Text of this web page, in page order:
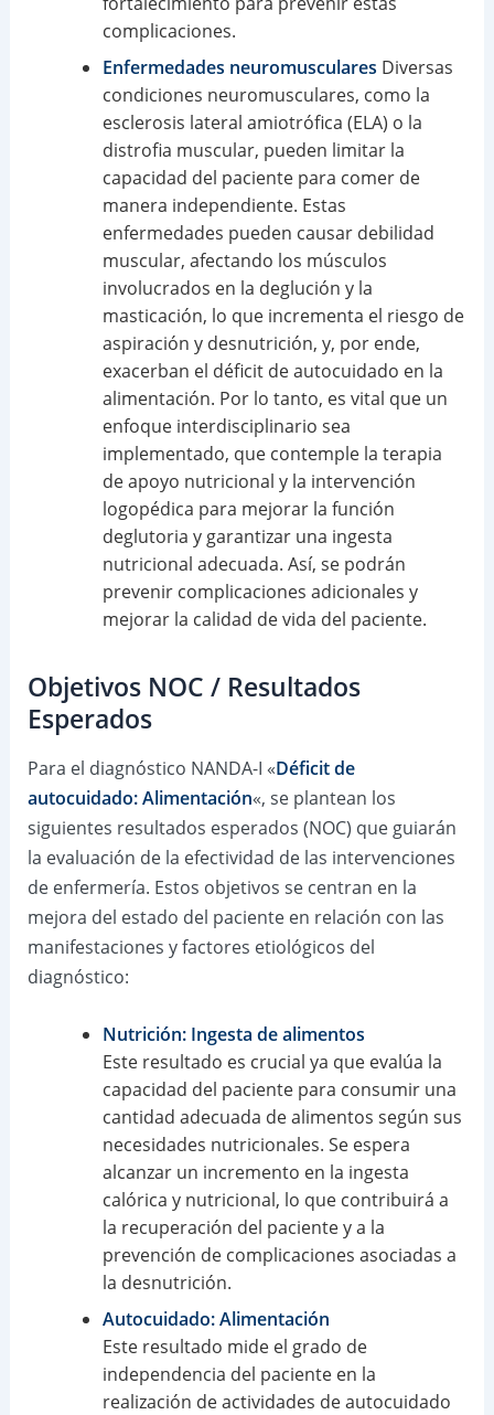
complicaciones.
Enfermedades neuromusculares Diversas
condiciones neuromusculares, como la
esclerosis lateral amiotrófica (ELA) o la
distrofia muscular, pueden limitar la
capacidad del paciente para comer de
manera independiente. Estas
enfermedades pueden causar debilidad
muscular, afectando los músculos
involucrados en la deglución y la
masticación, lo que incrementa el riesgo de
aspiración y desnutrición, y, por ende,
exacerban el déficit de autocuidado en la
alimentación. Por lo tanto, es vital que un
enfoque interdisciplinario sea
implementado, que contemple la terapia
de apoyo nutricional y la intervención
logopédica para mejorar la función
deglutoria y garantizar una ingesta
nutricional adecuada. Así, se podrán
prevenir complicaciones adicionales y
mejorar la calidad de vida del paciente.
Objetivos NOC / Resultados
Esperados
Para el diagnóstico NANDA-I «Déficit de
autocuidado: Alimentación«, se plantean los
siguientes resultados esperados (NOC) que guiarán
la evaluación de la efectividad de las intervenciones
de enfermería. Estos objetivos se centran en la
mejora del estado del paciente en relación con las
manifestaciones y factores etiológicos del
diagnóstico:
Nutrición: Ingesta de alimentos
Este resultado es crucial ya que evalúa la
capacidad del paciente para consumir una
cantidad adecuada de alimentos según sus
necesidades nutricionales. Se espera
alcanzar un incremento en la ingesta
calórica y nutricional, lo que contribuirá a
la recuperación del paciente y a la
prevención de complicaciones asociadas a
la desnutrición.
Autocuidado: Alimentación
Este resultado mide el grado de
independencia del paciente en la
realización de actividades de autocuidado